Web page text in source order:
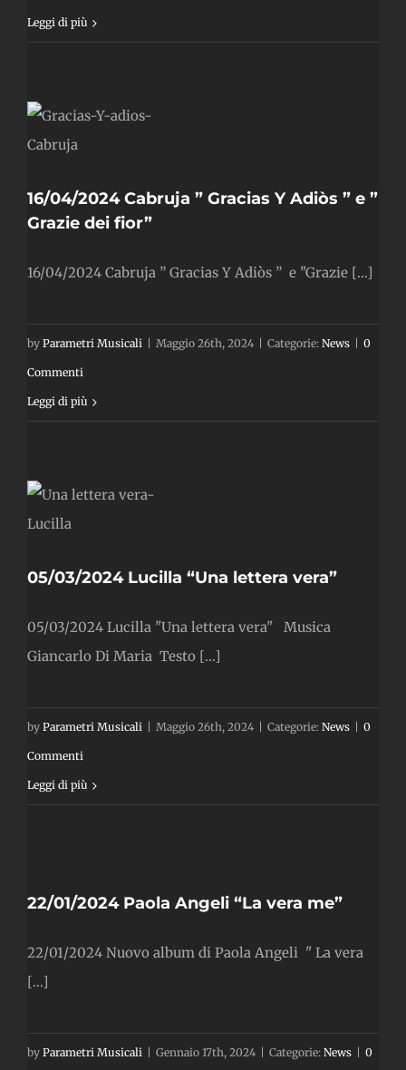
Leggi di più
16/04/2024 Cabruja ” Gracias Y Adiòs ” e ”
Grazie dei fior”
16/04/2024 Cabruja ” Gracias Y Adiòs ” e "Grazie [...]
by Parametri Musicali Maggio 26th, 2024 Categorie: News 0
Commenti
Leggi di più
05/03/2024 Lucilla “Una lettera vera”
05/03/2024 Lucilla "Una lettera vera" Musica
Giancarlo Di Maria Testo [...]
by Parametri Musicali Maggio 26th, 2024 Categorie: News 0
Commenti
Leggi di più
22/01/2024 Paola Angeli “La vera me”
22/01/2024 Nuovo album di Paola Angeli " La vera
[...]
by Parametri Musicali Gennaio 17th, 2024 Categorie: News 0